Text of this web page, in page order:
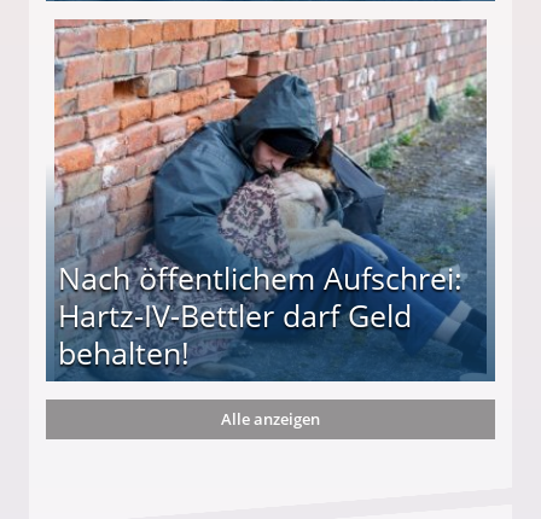
entführten seine Hündin "Hanni"!
Nach öffentlichem Aufschrei:
Hartz-IV-Bettler darf Geld
behalten!
darf Geld behalten!
Alle anzeigen